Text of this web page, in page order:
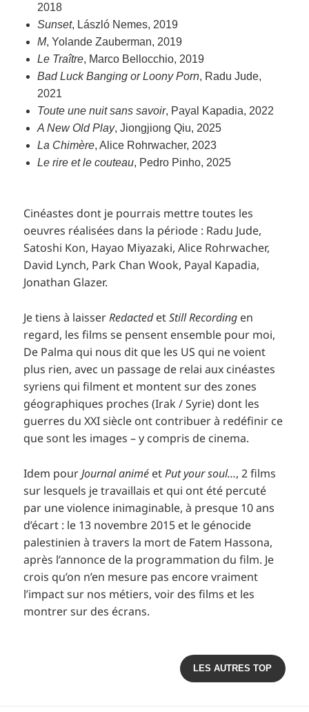
2018
Sunset, László Nemes, 2019
M, Yolande Zauberman, 2019
Le Traître, Marco Bellocchio, 2019
Bad Luck Banging or Loony Porn, Radu Jude,
2021
Toute une nuit sans savoir, Payal Kapadia, 2022
A New Old Play, Jiongjiong Qiu, 2025
La Chimère, Alice Rohrwacher, 2023
Le rire et le couteau, Pedro Pinho, 2025
Cinéastes dont je pourrais mettre toutes les
oeuvres réalisées dans la période : Radu Jude,
Satoshi Kon, Hayao Miyazaki, Alice Rohrwacher,
David Lynch, Park Chan Wook, Payal Kapadia,
Jonathan Glazer.
Je tiens à laisserRedactedetStill Recording en
regard, les films se pensent ensemble pour moi,
De Palma qui nous dit que les US qui ne voient
plus rien, avec un passage de relai aux cinéastes
syriens qui filment et montent sur des zones
géographiques proches (Irak / Syrie) dont les
guerres du XXI siècle ont contribuer à redéfinir ce
que sont les images – y compris de cinema.
Idem pourJournal animé etPut your soul…, 2 films
sur lesquels je travaillais et qui ont été percuté
par une violence inimaginable, à presque 10 ans
d’écart : le 13 novembre 2015 et le génocide
palestinien à travers la mort de Fatem Hassona,
après l’annonce de la programmation du film. Je
crois qu’on n’en mesure pas encore vraiment
l’impact sur nos métiers, voir des films et les
montrer sur des écrans.
LES AUTRES TOP